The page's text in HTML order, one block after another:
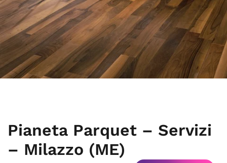
Pianeta Parquet – Servizi
– Milazzo (ME)